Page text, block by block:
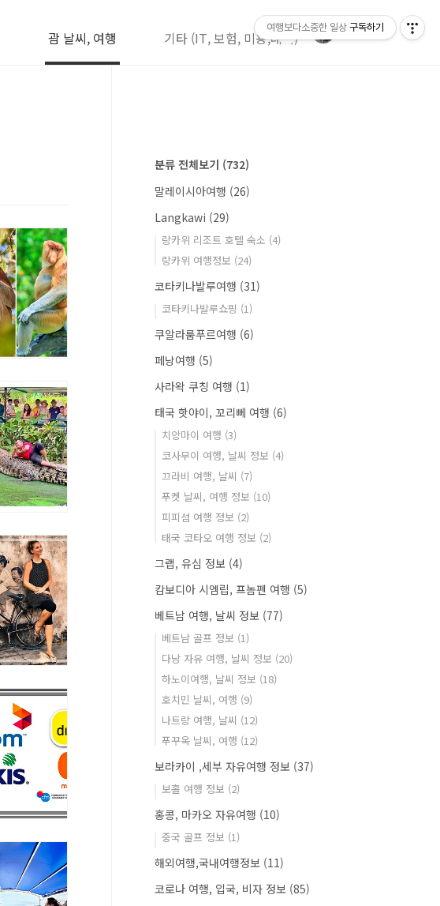
괌 날씨, 여행 기타 (IT, 보험, 미용,레저)
분류 전체보기 (732)
말레이시아여행 (26)
Langkawi (29)
랑카위 리조트 호텔 숙소 (4)
랑카위 여행정보 (24)
코타키나발루여행 (31)
코타키나발루쇼핑 (1)
쿠알라룸푸르여행 (6)
페낭여행 (5)
사라왁 쿠칭 여행 (1)
태국 핫야이, 꼬리뻬 여행 (6)
치앙마이 여행 (3)
코사무이 여행, 날씨 정보 (4)
끄라비 여행, 날씨 (7)
푸켓 날씨, 여행 정보 (10)
피피섬 여행 정보 (2)
태국 코타오 여행 정보 (2)
그랩, 유심 정보 (4)
캄보디아 시엠립, 프놈펜 여행 (5)
베트남 여행, 날씨 정보 (77)
베트남 골프 정보 (1)
다낭 자유 여행, 날씨 정보 (20)
하노이여행, 날씨 정보 (18)
호치민 날씨, 여행 (9)
나트랑 여행, 날씨 (12)
푸꾸옥 날씨, 여행 (12)
보라카이 ,세부 자유여행 정보 (37)
보홀 여행 정보 (2)
홍콩, 마카오 자유여행 (10)
중국 골프 정보 (1)
해외여행,국내여행정보 (11)
코로나 여행, 입국, 비자 정보 (85)
여행보다소중한 일상 구독하기